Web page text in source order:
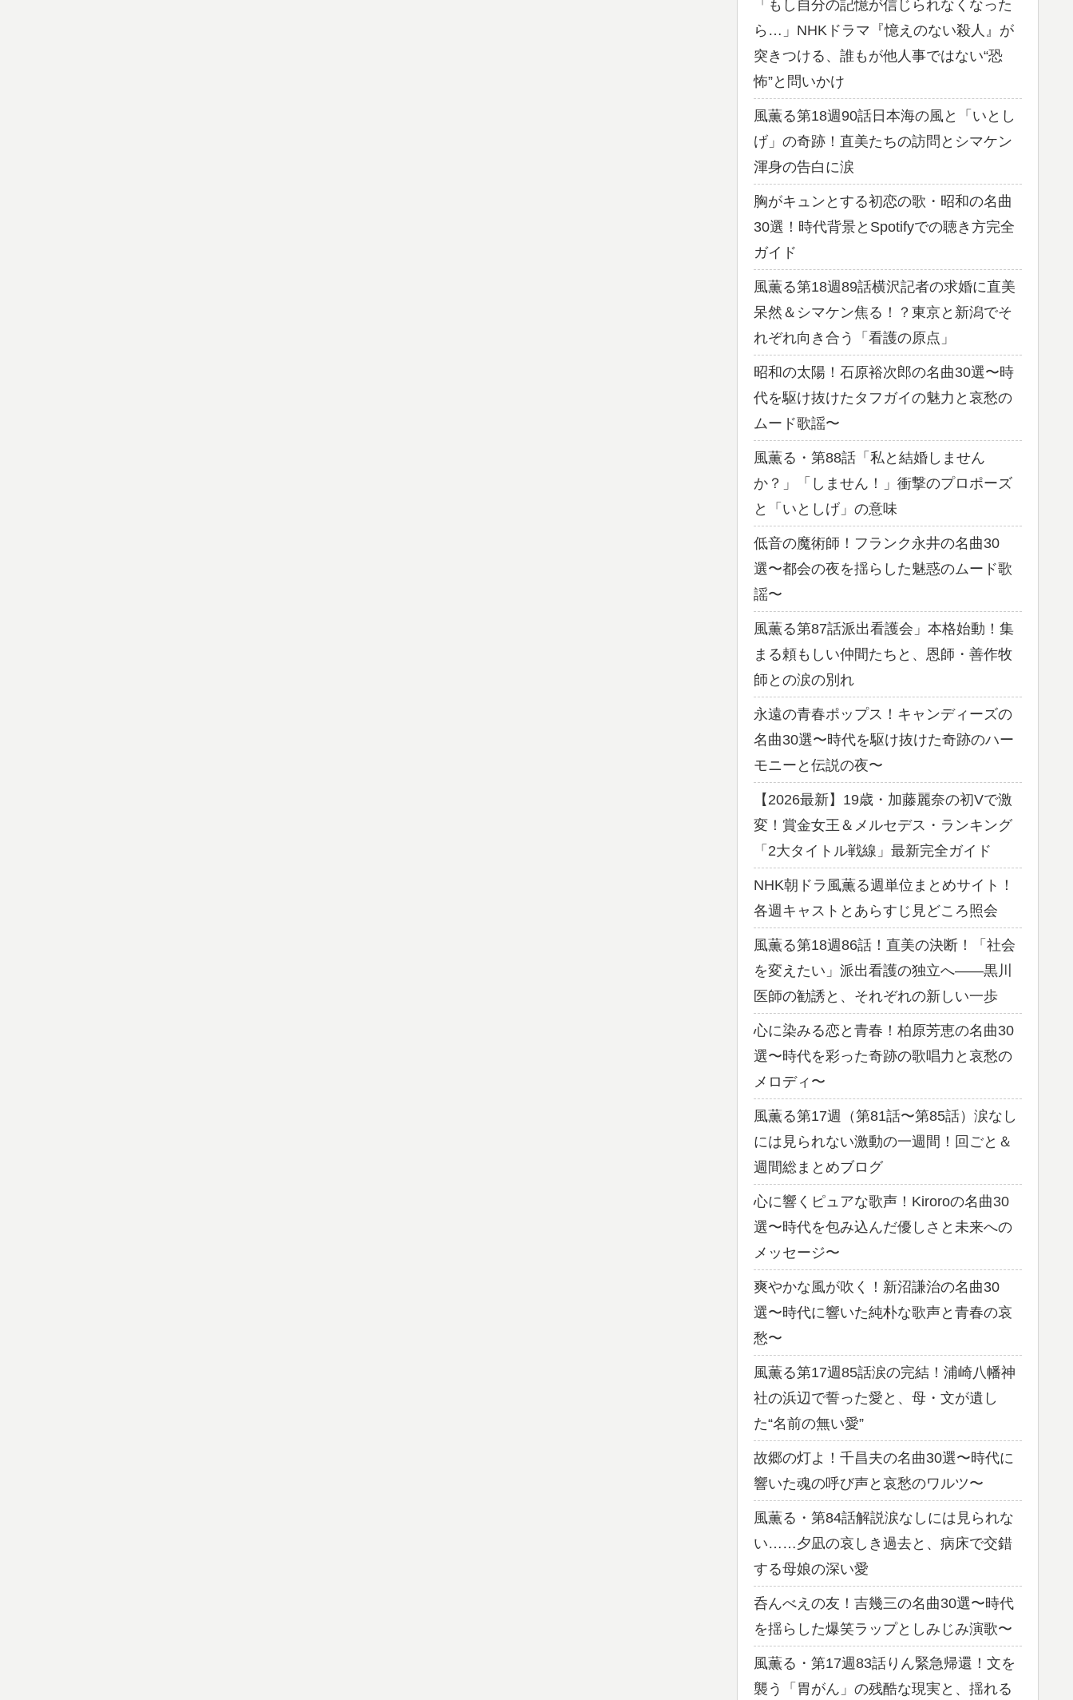
「もし自分の記憶が信じられなくなった
ら…」NHKドラマ『憶えのない殺人』が
突きつける、誰もが他人事ではない“恐
怖”と問いかけ
風薫る第18週90話日本海の風と「いとし
げ」の奇跡！直美たちの訪問とシマケン
渾身の告白に涙
胸がキュンとする初恋の歌・昭和の名曲
30選！時代背景とSpotifyでの聴き方完全
ガイド
風薫る第18週89話横沢記者の求婚に直美
呆然＆シマケン焦る！？東京と新潟でそ
れぞれ向き合う「看護の原点」
昭和の太陽！石原裕次郎の名曲30選〜時
代を駆け抜けたタフガイの魅力と哀愁の
ムード歌謡〜
風薫る・第88話「私と結婚しません
か？」「しません！」衝撃のプロポーズ
と「いとしげ」の意味
低音の魔術師！フランク永井の名曲30
選〜都会の夜を揺らした魅惑のムード歌
謡〜
風薫る第87話派出看護会」本格始動！集
まる頼もしい仲間たちと、恩師・善作牧
師との涙の別れ
永遠の青春ポップス！キャンディーズの
名曲30選〜時代を駆け抜けた奇跡のハー
モニーと伝説の夜〜
【2026最新】19歳・加藤麗奈の初Vで激
変！賞金女王＆メルセデス・ランキング
「2大タイトル戦線」最新完全ガイド
NHK朝ドラ風薫る週単位まとめサイト！
各週キャストとあらすじ見どころ照会
風薫る第18週86話！直美の決断！「社会
を変えたい」派出看護の独立へ——黒川
医師の勧誘と、それぞれの新しい一歩
心に染みる恋と青春！柏原芳恵の名曲30
選〜時代を彩った奇跡の歌唱力と哀愁の
メロディ〜
風薫る第17週（第81話〜第85話）涙なし
には見られない激動の一週間！回ごと＆
週間総まとめブログ
心に響くピュアな歌声！Kiroroの名曲30
選〜時代を包み込んだ優しさと未来への
メッセージ〜
爽やかな風が吹く！新沼謙治の名曲30
選〜時代に響いた純朴な歌声と青春の哀
愁〜
風薫る第17週85話涙の完結！浦崎八幡神
社の浜辺で誓った愛と、母・文が遺し
た“名前の無い愛”
故郷の灯よ！千昌夫の名曲30選〜時代に
響いた魂の呼び声と哀愁のワルツ〜
風薫る・第84話解説涙なしには見られな
い……夕凪の哀しき過去と、病床で交錯
する母娘の深い愛
呑んべえの友！吉幾三の名曲30選〜時代
を揺らした爆笑ラップとしみじみ演歌〜
風薫る・第17週83話りん緊急帰還！文を
襲う「胃がん」の残酷な現実と、揺れる